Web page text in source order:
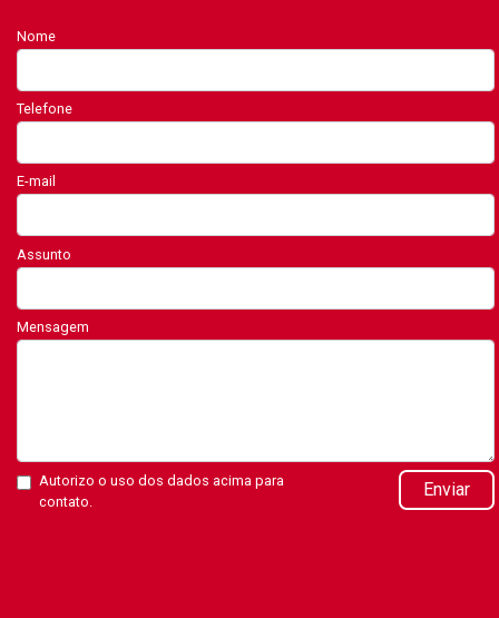
Nome
Telefone
E-mail
Assunto
Mensagem
Autorizo o uso dos dados acima para
contato.
Enviar